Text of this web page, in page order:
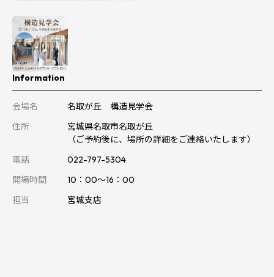
Information
会場名
名取が丘 構造見学会
住所
宮城県名取市名取が丘
（ご予約後に、場所の詳細をご連絡いたします）
電話
022-797-5304
開場時間
10：00～16：00
担当
宮城支店